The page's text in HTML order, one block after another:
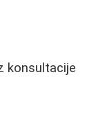
konsultacije